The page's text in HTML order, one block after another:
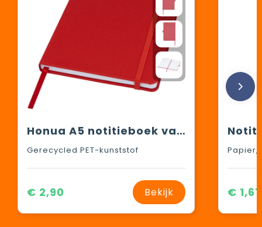
Honua A5 notitieboek van gerecycled papier met gerecyclede PET cover
Gerecycled PET-kunststof
€ 2,90 Bekijk
Papier,
€ 1,61